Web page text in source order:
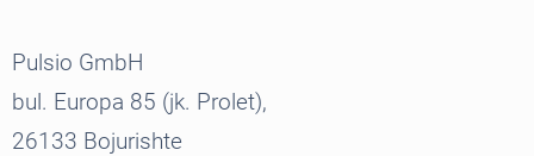
Pulsio GmbH
bul. Europa 85 (jk. Prolet),
26133 Bojurishte